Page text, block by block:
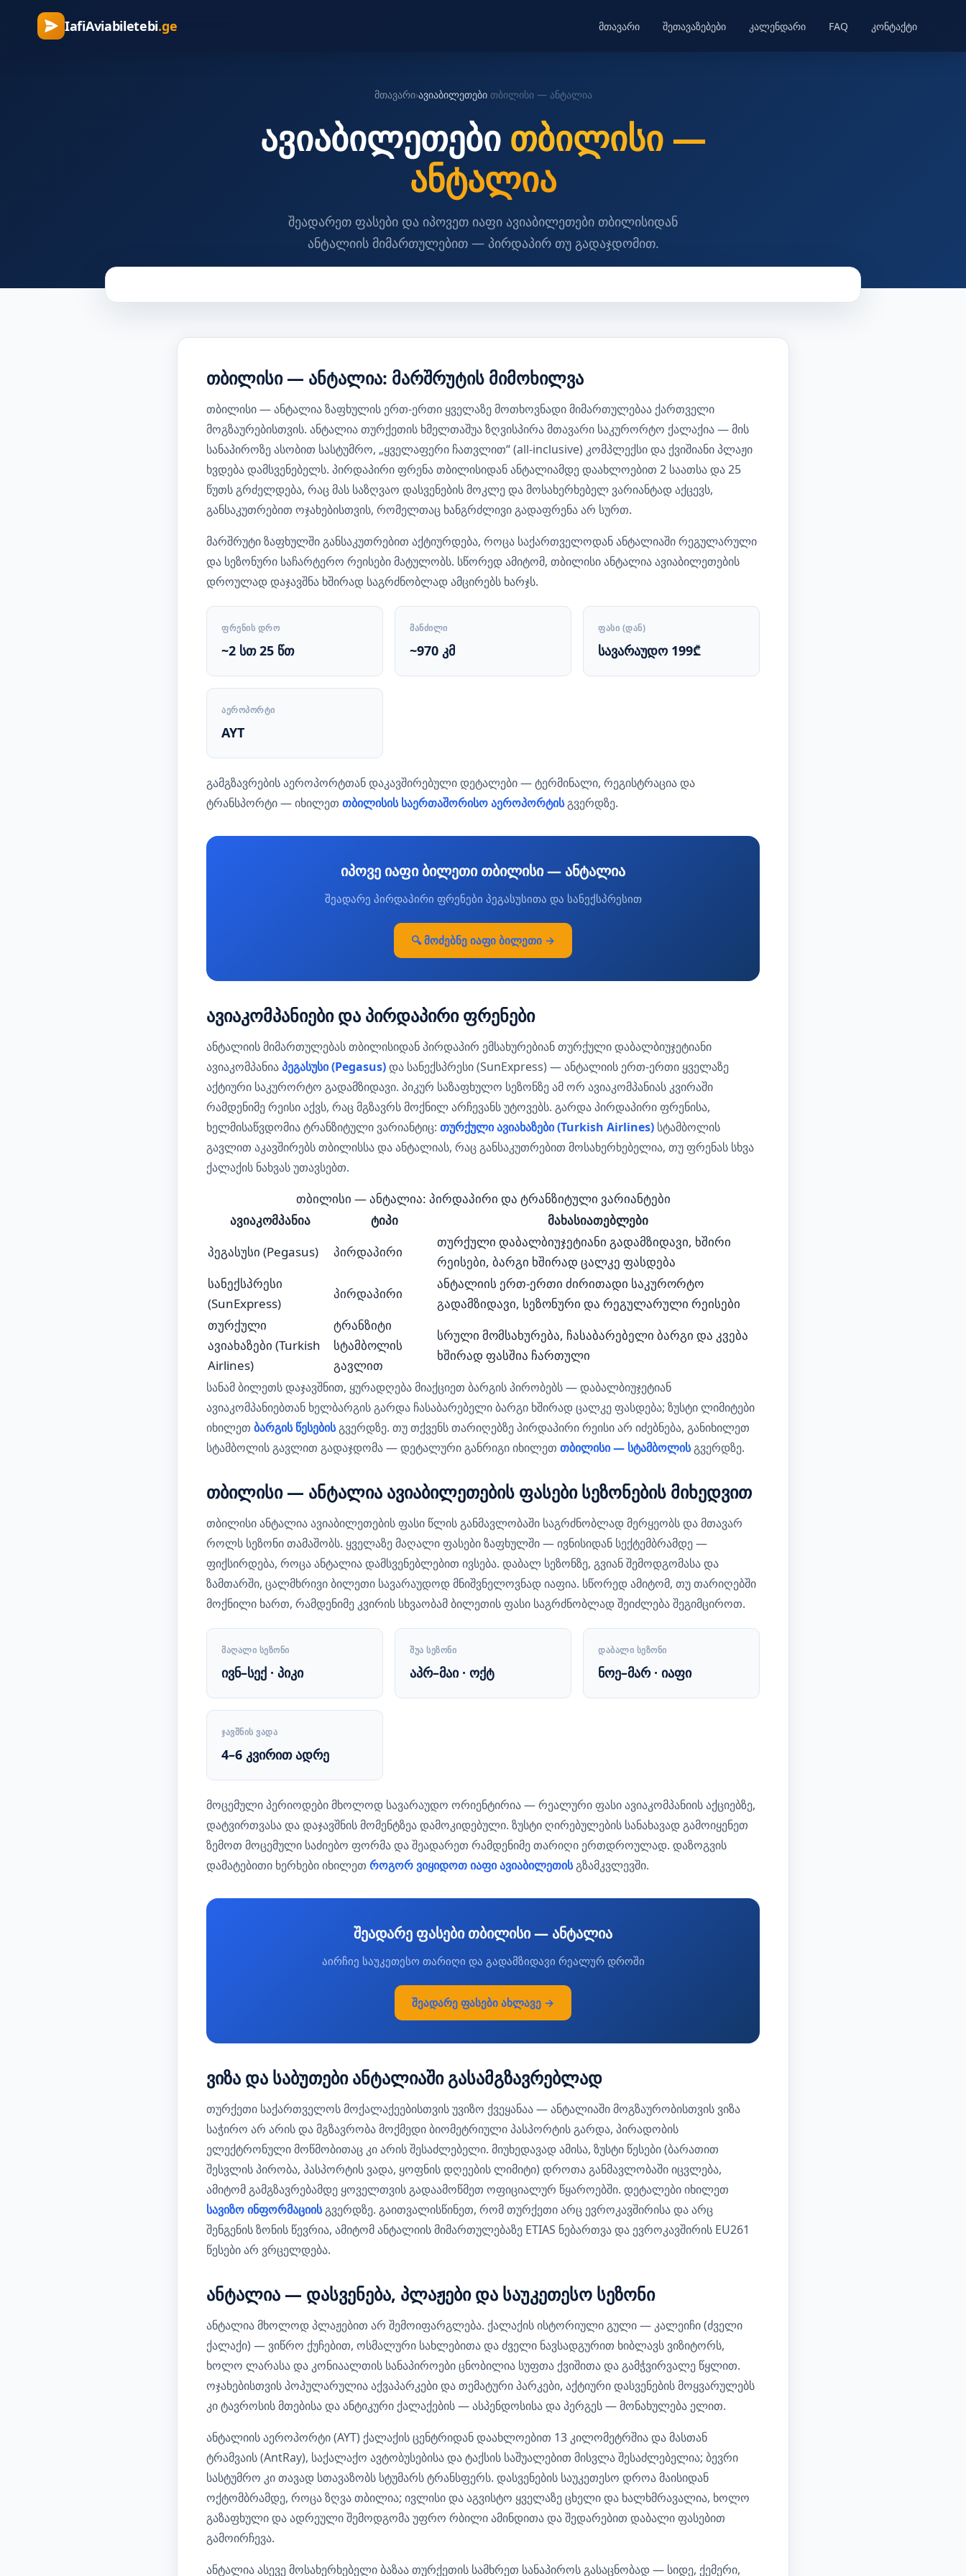
IafiAviabiletebi.ge მთავარი შეთავაზებები კალენდარი FAQ კონტაქტი
მთავარი›ავიაბილეთები თბილისი — ანტალია
ავიაბილეთები თბილისი —
ანტალია
შეადარეთ ფასები და იპოვეთ იაფი ავიაბილეთები თბილისიდან
ანტალიის მიმართულებით — პირდაპირ თუ გადაჯდომით.
თბილისი — ანტალია: მარშრუტის მიმოხილვა
თბილისი — ანტალია ზაფხულის ერთ-ერთი ყველაზე მოთხოვნადი მიმართულებაა ქართველი
მოგზაურებისთვის. ანტალია თურქეთის ხმელთაშუა ზღვისპირა მთავარი საკურორტო ქალაქია — მის
სანაპიროზე ასობით სასტუმრო, „ყველაფერი ჩათვლით“ (all-inclusive) კომპლექსი და ქვიშიანი პლაჟი
ხვდება დამსვენებელს. პირდაპირი ფრენა თბილისიდან ანტალიამდე დაახლოებით 2 საათსა და 25
წუთს გრძელდება, რაც მას საზღვაო დასვენების მოკლე და მოსახერხებელ ვარიანტად აქცევს,
განსაკუთრებით ოჯახებისთვის, რომელთაც ხანგრძლივი გადაფრენა არ სურთ.
მარშრუტი ზაფხულში განსაკუთრებით აქტიურდება, როცა საქართველოდან ანტალიაში რეგულარული
და სეზონური საჩარტერო რეისები მატულობს. სწორედ ამიტომ, თბილისი ანტალია ავიაბილეთების
დროულად დაჯავშნა ხშირად საგრძნობლად ამცირებს ხარჯს.
ᲤᲠᲔᲜᲘᲡ ᲓᲠᲝ
~2 სთ 25 წთ
ᲛᲐᲜᲫᲘᲚᲘ
~970 კმ
ᲤᲐᲡᲘ (ᲓᲐᲜ)
სავარაუდო 199₾
ᲐᲔᲠᲝᲞᲝᲠᲢᲘ
AYT
გამგზავრების აეროპორტთან დაკავშირებული დეტალები — ტერმინალი, რეგისტრაცია და
ტრანსპორტი — იხილეთ თბილისის საერთაშორისო აეროპორტისგვერდზე.
იპოვე იაფი ბილეთი თბილისი — ანტალია
შეადარე პირდაპირი ფრენები პეგასუსითა და სანექსპრესით
🔍 მოძებნე იაფი ბილეთი →
ავიაკომპანიები და პირდაპირი ფრენები
ანტალიის მიმართულებას თბილისიდან პირდაპირ ემსახურებიან თურქული დაბალბიუჯეტიანი
ავიაკომპანიაპეგასუსი (Pegasus)და სანექსპრესი (SunExpress) — ანტალიის ერთ-ერთი ყველაზე
აქტიური საკურორტო გადამზიდავი. პიკურ საზაფხულო სეზონზე ამ ორ ავიაკომპანიას კვირაში
რამდენიმე რეისი აქვს, რაც მგზავრს მოქნილ არჩევანს უტოვებს. გარდა პირდაპირი ფრენისა,
ხელმისაწვდომია ტრანზიტული ვარიანტიც: თურქული ავიახაზები (Turkish Airlines) სტამბოლის
გავლით აკავშირებს თბილისსა და ანტალიას, რაც განსაკუთრებით მოსახერხებელია, თუ ფრენას სხვა
ქალაქის ნახვას უთავსებთ.
თბილისი — ანტალია: პირდაპირი და ტრანზიტული ვარიანტები
ავიაკომპანია
ტიპი
მახასიათებლები
პეგასუსი (Pegasus)
პირდაპირი
თურქული დაბალბიუჯეტიანი გადამზიდავი, ხშირი
რეისები, ბარგი ხშირად ცალკე ფასდება
სანექსპრესი
(SunExpress)
პირდაპირი
ანტალიის ერთ-ერთი ძირითადი საკურორტო
გადამზიდავი, სეზონური და რეგულარული რეისები
თურქული
ავიახაზები (Turkish
Airlines)
ტრანზიტი
სტამბოლის
გავლით
სრული მომსახურება, ჩასაბარებელი ბარგი და კვება
ხშირად ფასშია ჩართული
სანამ ბილეთს დაჯავშნით, ყურადღება მიაქციეთ ბარგის პირობებს — დაბალბიუჯეტიან
ავიაკომპანიებთან ხელბარგის გარდა ჩასაბარებელი ბარგი ხშირად ცალკე ფასდება; ზუსტი ლიმიტები
იხილეთ ბარგის წესებისგვერდზე. თუ თქვენს თარიღებზე პირდაპირი რეისი არ იძებნება, განიხილეთ
სტამბოლის გავლით გადაჯდომა — დეტალური განრიგი იხილეთ თბილისი — სტამბოლისგვერდზე.
თბილისი — ანტალია ავიაბილეთების ფასები სეზონების მიხედვით
თბილისი ანტალია ავიაბილეთების ფასი წლის განმავლობაში საგრძნობლად მერყეობს და მთავარ
როლს სეზონი თამაშობს. ყველაზე მაღალი ფასები ზაფხულში — ივნისიდან სექტემბრამდე —
ფიქსირდება, როცა ანტალია დამსვენებლებით ივსება. დაბალ სეზონზე, გვიან შემოდგომასა და
ზამთარში, ცალმხრივი ბილეთი სავარაუდოდ მნიშვნელოვნად იაფია. სწორედ ამიტომ, თუ თარიღებში
მოქნილი ხართ, რამდენიმე კვირის სხვაობამ ბილეთის ფასი საგრძნობლად შეიძლება შეგიმციროთ.
ᲛᲐᲦᲐᲚᲘ ᲡᲔᲖᲝᲜᲘ
ივნ–სექ · პიკი
ᲨᲣᲐ ᲡᲔᲖᲝᲜᲘ
აპრ–მაი · ოქტ
ᲓᲐᲑᲐᲚᲘ ᲡᲔᲖᲝᲜᲘ
ნოე–მარ · იაფი
ᲯᲐᲕᲨᲜᲘᲡ ᲕᲐᲓᲐ
4–6 კვირით ადრე
მოცემული პერიოდები მხოლოდ სავარაუდო ორიენტირია — რეალური ფასი ავიაკომპანიის აქციებზე,
დატვირთვასა და დაჯავშნის მომენტზეა დამოკიდებული. ზუსტი ღირებულების სანახავად გამოიყენეთ
ზემოთ მოცემული საძიებო ფორმა და შეადარეთ რამდენიმე თარიღი ერთდროულად. დაზოგვის
დამატებითი ხერხები იხილეთ როგორ ვიყიდოთ იაფი ავიაბილეთისგზამკვლევში.
შეადარე ფასები თბილისი — ანტალია
აირჩიე საუკეთესო თარიღი და გადამზიდავი რეალურ დროში
შეადარე ფასები ახლავე →
ვიზა და საბუთები ანტალიაში გასამგზავრებლად
თურქეთი საქართველოს მოქალაქეებისთვის უვიზო ქვეყანაა — ანტალიაში მოგზაურობისთვის ვიზა
საჭირო არ არის და მგზავრობა მოქმედი ბიომეტრიული პასპორტის გარდა, პირადობის
ელექტრონული მოწმობითაც კი არის შესაძლებელი. მიუხედავად ამისა, ზუსტი წესები (ბარათით
შესვლის პირობა, პასპორტის ვადა, ყოფნის დღეების ლიმიტი) დროთა განმავლობაში იცვლება,
ამიტომ გამგზავრებამდე ყოველთვის გადაამოწმეთ ოფიციალურ წყაროებში. დეტალები იხილეთ
სავიზო ინფორმაციისგვერდზე. გაითვალისწინეთ, რომ თურქეთი არც ევროკავშირისა და არც
შენგენის ზონის წევრია, ამიტომ ანტალიის მიმართულებაზე ETIAS ნებართვა და ევროკავშირის EU261
წესები არ ვრცელდება.
ანტალია — დასვენება, პლაჟები და საუკეთესო სეზონი
ანტალია მხოლოდ პლაჟებით არ შემოიფარგლება. ქალაქის ისტორიული გული — კალეიჩი (ძველი
ქალაქი) — ვიწრო ქუჩებით, ოსმალური სახლებითა და ძველი ნავსადგურით ხიბლავს ვიზიტორს,
ხოლო ლარასა და კონიაალთის სანაპიროები ცნობილია სუფთა ქვიშითა და გამჭვირვალე წყლით.
ოჯახებისთვის პოპულარულია აქვაპარკები და თემატური პარკები, აქტიური დასვენების მოყვარულებს
კი ტავროსის მთებისა და ანტიკური ქალაქების — ასპენდოსისა და პერგეს — მონახულება ელით.
ანტალიის აეროპორტი (AYT) ქალაქის ცენტრიდან დაახლოებით 13 კილომეტრშია და მასთან
ტრამვაის (AntRay), საქალაქო ავტობუსებისა და ტაქსის საშუალებით მისვლა შესაძლებელია; ბევრი
სასტუმრო კი თავად სთავაზობს სტუმარს ტრანსფერს. დასვენების საუკეთესო დროა მაისიდან
ოქტომბრამდე, როცა ზღვა თბილია; ივლისი და აგვისტო ყველაზე ცხელი და ხალხმრავალია, ხოლო
გაზაფხული და ადრეული შემოდგომა უფრო რბილი ამინდითა და შედარებით დაბალი ფასებით
გამოირჩევა.
ანტალია ასევე მოსახერხებელი ბაზაა თურქეთის სამხრეთ სანაპიროს გასაცნობად — სიდე, ქემერი,